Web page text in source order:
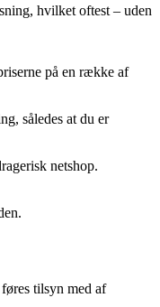
hvilket oftest – uden
på en række af
således at du er
netshop.
tilsyn med af